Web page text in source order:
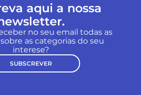
aqui a nossa
no seu email todas as
as categorias do seu
interese?
SUBSCREVER